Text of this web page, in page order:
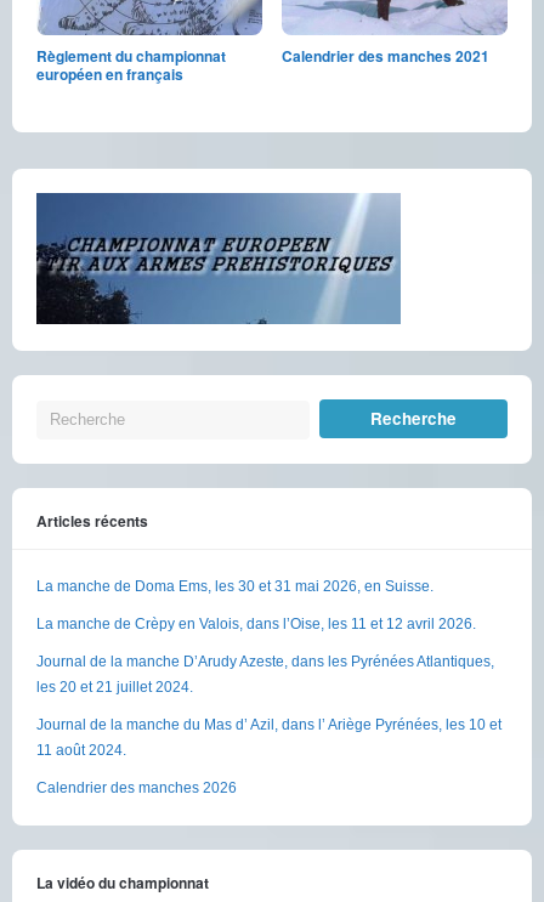
Règlement du championnat
européen en français
Calendrier des manches 2021
Articles récents
La manche de Doma Ems, les 30 et 31 mai 2026, en Suisse.
La manche de Crèpy en Valois, dans l’Oise, les 11 et 12 avril 2026.
Journal de la manche D’Arudy Azeste, dans les Pyrénées Atlantiques,
les 20 et 21 juillet 2024.
Journal de la manche du Mas d’ Azil, dans l’ Ariège Pyrénées, les 10 et
11 août 2024.
Calendrier des manches 2026
La vidéo du championnat